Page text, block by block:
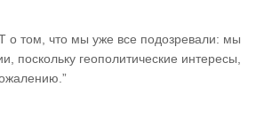
о том, что мы уже все подозревали: мы
поскольку геополитические интересы,